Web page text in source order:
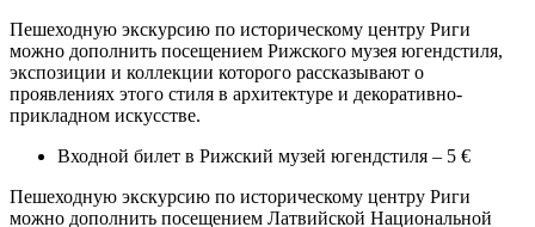
Пешеходную экскурсию по историческому центру Риги
можно дополнить посещением Рижского музея югендстиля,
экспозиции и коллекции которого рассказывают о
проявлениях этого стиля в архитектуре и декоративно-
прикладном искусстве.
Входной билет в Рижский музей югендстиля – 5 €
Пешеходную экскурсию по историческому центру Риги
можно дополнить посещением Латвийской Национальной